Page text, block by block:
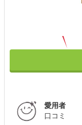
愛用者
口コミ